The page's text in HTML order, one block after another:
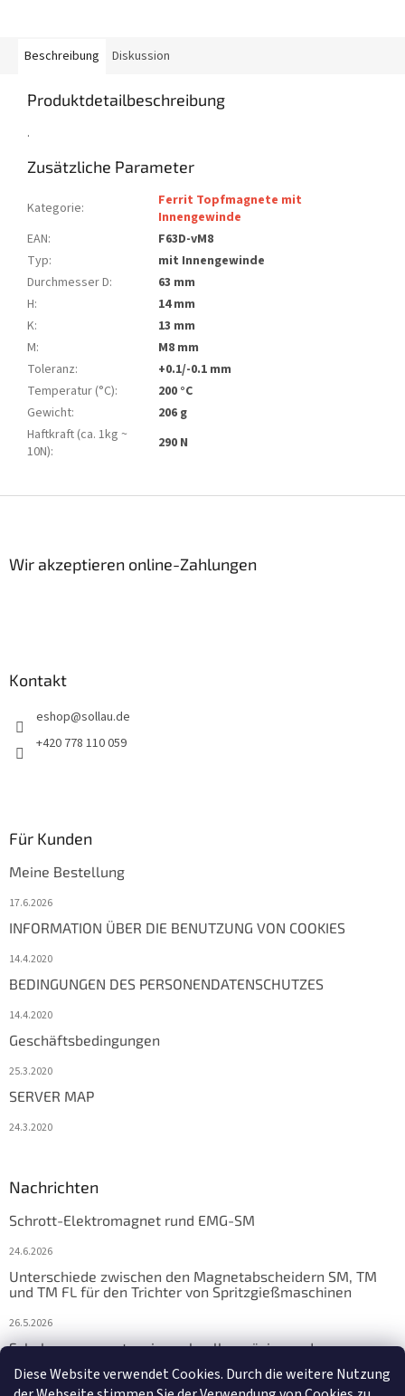
Diese Website verwendet Cookies. Durch die weitere Nutzung
Beschreibung Diskussion
Produktdetailbeschreibung
.
Zusätzliche Parameter
Kategorie:
Ferrit Topfmagnete mit
Innengewinde
EAN:
F63D-vM8
Typ:
mit Innengewinde
Durchmesser D:
63 mm
H:
14 mm
K:
13 mm
M:
M8 mm
Toleranz:
+0.1/-0.1 mm
Temperatur (°C):
200 °C
Gewicht:
206 g
Haftkraft (ca. 1kg ~
10N): 290 N
Wir akzeptieren online-Zahlungen
Kontakt
eshop@sollau.de
+420 778 110 059
Für Kunden
Meine Bestellung
17.6.2026
INFORMATION ÜBER DIE BENUTZUNG VON COOKIES
14.4.2020
BEDINGUNGEN DES PERSONENDATENSCHUTZES
14.4.2020
Geschäftsbedingungen
25.3.2020
SERVER MAP
24.3.2020
Nachrichten
Schrott-Elektromagnet rund EMG-SM
24.6.2026
Unterschiede zwischen den Magnetabscheidern SM, TM
und TM FL für den Trichter von Spritzgießmaschinen
26.5.2026
Schalungsmagnete: eine schnelle, präzise und